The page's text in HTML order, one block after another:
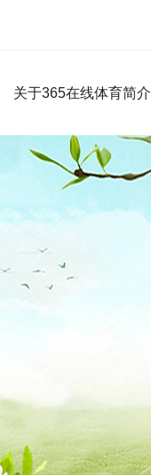
关于365在线体育简介